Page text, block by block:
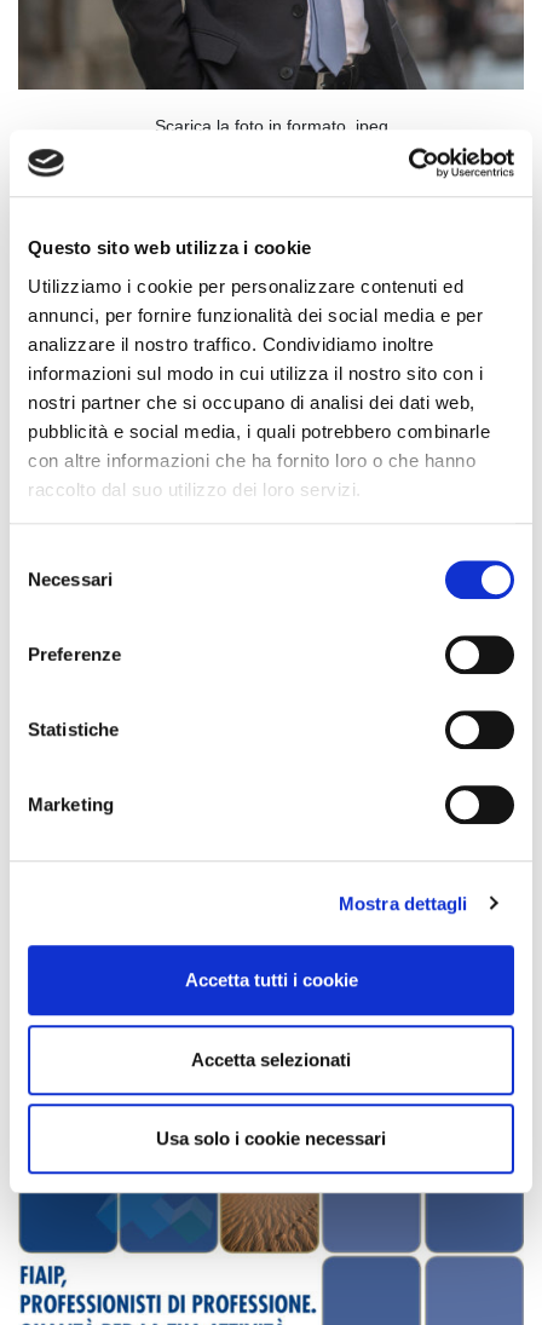
Questo sito web utilizza i cookie
Utilizziamo i cookie per personalizzare contenuti ed
annunci, per fornire funzionalità dei social media e per
analizzare il nostro traffico. Condividiamo inoltre
informazioni sul modo in cui utilizza il nostro sito con i
nostri partner che si occupano di analisi dei dati web,
pubblicità e social media, i quali potrebbero combinarle
con altre informazioni che ha fornito loro o che hanno
raccolto dal suo utilizzo dei loro servizi.
Necessari
Preferenze
Statistiche
Marketing
Mostra dettagli
Accetta tutti i cookie
Accetta selezionati
Usa solo i cookie necessari
Scarica la foto in formato .jpeg
Logo Fiaip
Istituzionale